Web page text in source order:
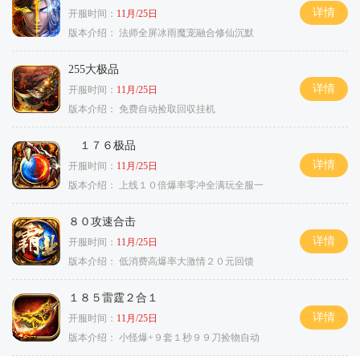
开服时间： 11月/25日
版本介绍： 法师全屏冰雨魔宠融合修仙沉默
详情
255大极品
开服时间： 11月/25日
版本介绍： 免费自动捡取回収挂机
详情
１７６极品
开服时间： 11月/25日
版本介绍：
上线１０倍爆率零冲全满玩全服一
详情
８０攻速合击
开服时间： 11月/25日
版本介绍： 低消费高爆率大激情２０元回馈
详情
１８５雷霆２合１
开服时间： 11月/25日
版本介绍： 小怪爆+９套１秒９９刀捡物自动
详情